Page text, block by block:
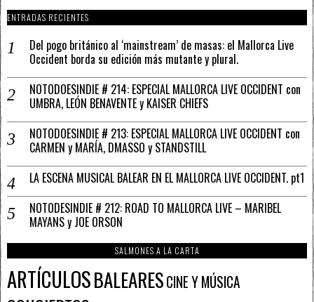
ENTRADAS RECIENTES
Del pogo británico al ‘mainstream’ de masas: el Mallorca Live
Occident borda su edición más mutante y plural.
NOTODOESINDIE # 214: ESPECIAL MALLORCA LIVE OCCIDENT con
UMBRA, LEÓN BENAVENTE y KAISER CHIEFS
NOTODOESINDIE # 213: ESPECIAL MALLORCA LIVE OCCIDENT con
CARMEN y MARÍA, DMASSO y STANDSTILL
LA ESCENA MUSICAL BALEAR EN EL MALLORCA LIVE OCCIDENT. pt1
NOTODESINDIE # 212: ROAD TO MALLORCA LIVE – MARIBEL
MAYANS y JOE ORSON
SALMONES A LA CARTA
ARTÍCULOSBALEARESCINE Y MÚSICA